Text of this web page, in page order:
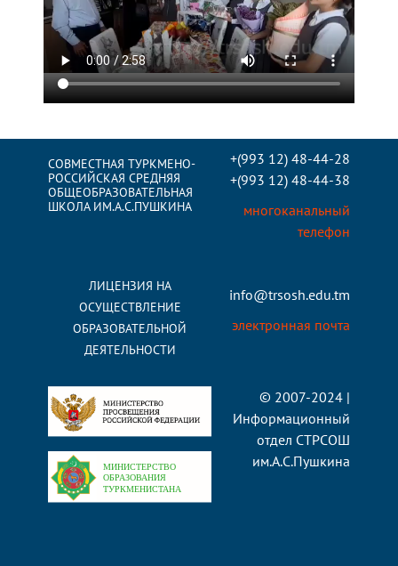
СОВМЕСТНАЯ ТУРКМЕНО-
РОССИЙСКАЯ СРЕДНЯЯ
ОБЩЕОБРАЗОВАТЕЛЬНАЯ
ШКОЛА ИМ.А.С.ПУШКИНА
ЛИЦЕНЗИЯ НА
ОСУЩЕСТВЛЕНИЕ
ОБРАЗОВАТЕЛЬНОЙ
ДЕЯТЕЛЬНОСТИ
+(993 12) 48-44-28
+(993 12) 48-44-38
многоканальный
телефон
info@trsosh.edu.tm
электронная почта
© 2007-2024 |
Информационный
отдел СТРСОШ
им.А.С.Пушкина